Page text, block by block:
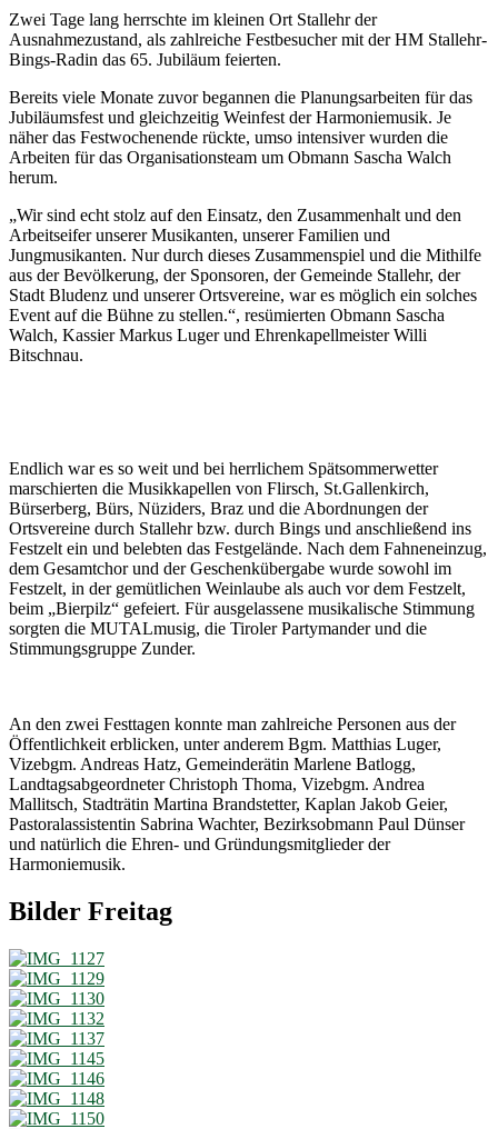
Zwei Tage lang herrschte im kleinen Ort Stallehr der
Ausnahmezustand, als zahlreiche Festbesucher mit der HM Stallehr-
Bings-Radin das 65. Jubiläum feierten.
Bereits viele Monate zuvor begannen die Planungsarbeiten für das
Jubiläumsfest und gleichzeitig Weinfest der Harmoniemusik. Je
näher das Festwochenende rückte, umso intensiver wurden die
Arbeiten für das Organisationsteam um Obmann Sascha Walch
herum.
„Wir sind echt stolz auf den Einsatz, den Zusammenhalt und den
Arbeitseifer unserer Musikanten, unserer Familien und
Jungmusikanten. Nur durch dieses Zusammenspiel und die Mithilfe
aus der Bevölkerung, der Sponsoren, der Gemeinde Stallehr, der
Stadt Bludenz und unserer Ortsvereine, war es möglich ein solches
Event auf die Bühne zu stellen.“, resümierten Obmann Sascha
Walch, Kassier Markus Luger und Ehrenkapellmeister Willi
Bitschnau.
Endlich war es so weit und bei herrlichem Spätsommerwetter
marschierten die Musikkapellen von Flirsch, St.Gallenkirch,
Bürserberg, Bürs, Nüziders, Braz und die Abordnungen der
Ortsvereine durch Stallehr bzw. durch Bings und anschließend ins
Festzelt ein und belebten das Festgelände. Nach dem Fahneneinzug,
dem Gesamtchor und der Geschenkübergabe wurde sowohl im
Festzelt, in der gemütlichen Weinlaube als auch vor dem Festzelt,
beim „Bierpilz“ gefeiert. Für ausgelassene musikalische Stimmung
sorgten die MUTALmusig, die Tiroler Partymander und die
Stimmungsgruppe Zunder.
An den zwei Festtagen konnte man zahlreiche Personen aus der
Öffentlichkeit erblicken, unter anderem Bgm. Matthias Luger,
Vizebgm. Andreas Hatz, Gemeinderätin Marlene Batlogg,
Landtagsabgeordneter Christoph Thoma, Vizebgm. Andrea
Mallitsch, Stadträtin Martina Brandstetter, Kaplan Jakob Geier,
Pastoralassistentin Sabrina Wachter, Bezirksobmann Paul Dünser
und natürlich die Ehren- und Gründungsmitglieder der
Harmoniemusik.
Bilder Freitag